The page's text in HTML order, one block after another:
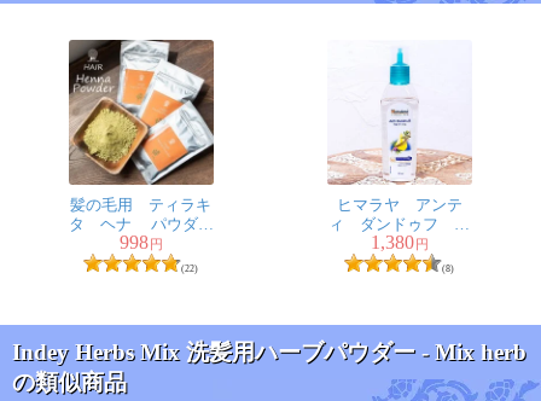
ロングヘアで大4～位をお湯に溶いて使っています。
髪を洗うついでに身体もこちらで洗ってしまいますが、
肌がキュッとした肌触りになるのでお気に入りです。
3人の人が参考になったと言っています
★★★ポンさん様
ちらをためしてみました。
ドレッシングボトルに適当に粉を入れ、適当に水とポッ
髪の毛用 ティラキ
タ ヘナ パウダー
100g[HAIR Henna
Powder]
998 円
(22)
ヒマラヤ アンテ
ィ ダンドゥフ ヘ
ア オイル - Anti
Dandruff Hair Oil
1,380 円
(8)
Indey Herbs Mix 洗髪用ハーブパウダー - Mix herb
の類似商品